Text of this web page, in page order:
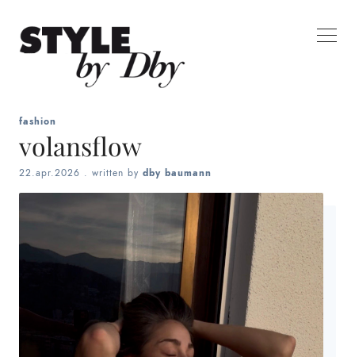
fashion
volansflow
22.apr.2026 . written by dby baumann